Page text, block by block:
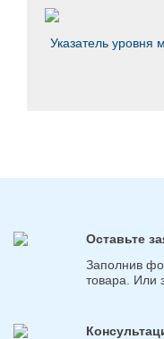
Указатель уровня
Оставьте
Заполнив
товара. Или